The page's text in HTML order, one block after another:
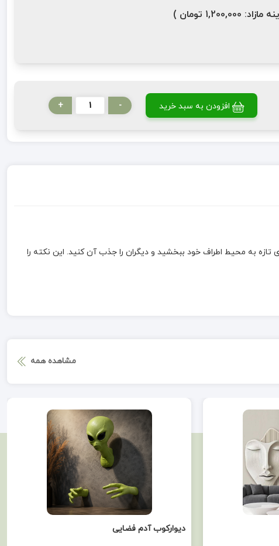
تومان )
افزودن به سبد خرید -
+
به محیط اطراف خود ببخشید و دیگران را جذب آن کنید. این نکته را
مشاهده همه
دیوارکوب آدم فضایی